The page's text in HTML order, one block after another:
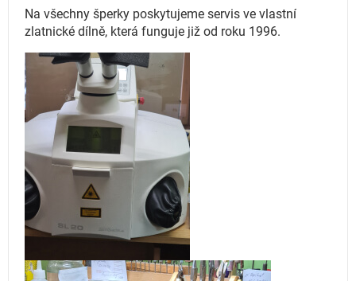
Na všechny šperky poskytujeme servis ve vlastní
zlatnické dílně, která funguje již od roku 1996.